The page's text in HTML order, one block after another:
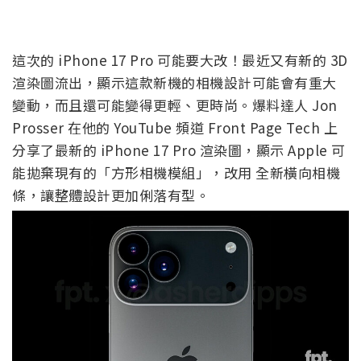
這次的 iPhone 17 Pro 可能要大改！最近又有新的 3D
渲染圖流出，顯示這款新機的相機設計可能會有重大
變動，而且還可能變得更輕、更時尚。爆料達人 Jon
Prosser 在他的 YouTube 頻道 Front Page Tech 上
分享了最新的 iPhone 17 Pro 渲染圖，顯示 Apple 可
能拋棄現有的「方形相機模組」，改用 全新橫向相機
條，讓整體設計更加俐落有型。